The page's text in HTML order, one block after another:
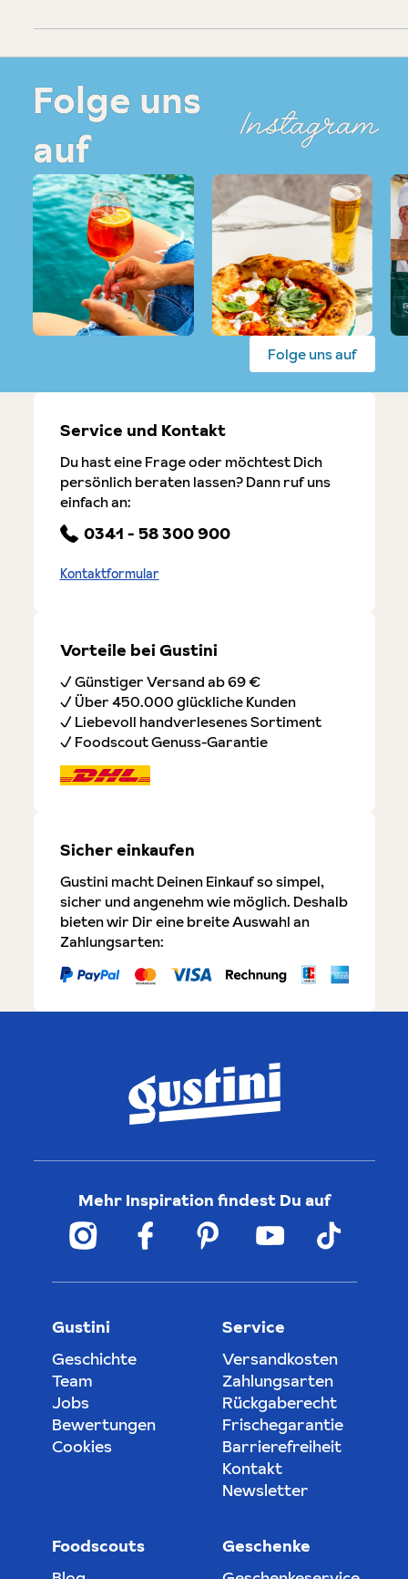
Folge uns
auf
Instagram
Folge uns auf
Service und Kontakt
Du hast eine Frage oder möchtest Dich
persönlich beraten lassen? Dann ruf uns
einfach an:
0341 - 58 300 900
Kontaktformular
Vorteile bei Gustini
✓ Günstiger Versand ab 69 €
✓ Über 450.000 glückliche Kunden
✓ Liebevoll handverlesenes Sortiment
✓ Foodscout Genuss-Garantie
Sicher einkaufen
Gustini macht Deinen Einkauf so simpel,
sicher und angenehm wie möglich. Deshalb
bieten wir Dir eine breite Auswahl an
Zahlungsarten:
Mehr Inspiration findest Du auf
Gustini
Geschichte
Team
Jobs
Bewertungen
Cookies
Service
Versandkosten
Zahlungsarten
Rückgaberecht
Frischegarantie
Barrierefreiheit
Kontakt
Newsletter
Foodscouts
Geschenke